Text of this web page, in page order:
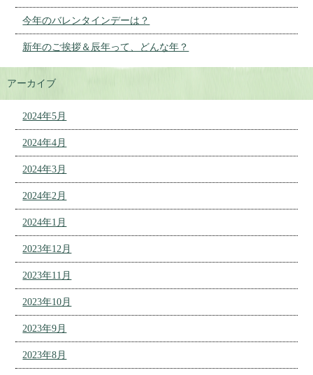
今年のバレンタインデーは？
新年のご挨拶＆辰年って、どんな年？
アーカイブ
2024年5月
2024年4月
2024年3月
2024年2月
2024年1月
2023年12月
2023年11月
2023年10月
2023年9月
2023年8月